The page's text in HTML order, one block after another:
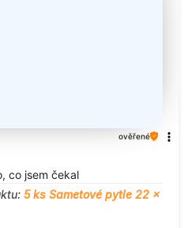
ověřené
co jsem čekal
5 ks Sametové pytle 22 x